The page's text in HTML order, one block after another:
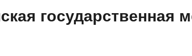
государственная